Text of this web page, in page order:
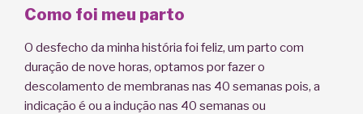
Como foi meu parto
O desfecho da minha história foi feliz, um parto com
duração de nove horas, optamos por fazer o
descolamento de membranas nas 40 semanas pois, a
indicação é ou a indução nas 40 semanas ou